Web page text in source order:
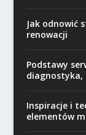
Jak odnowić
renowacji
Podstawy
diagnostyka,
Inspiracje i
elementów